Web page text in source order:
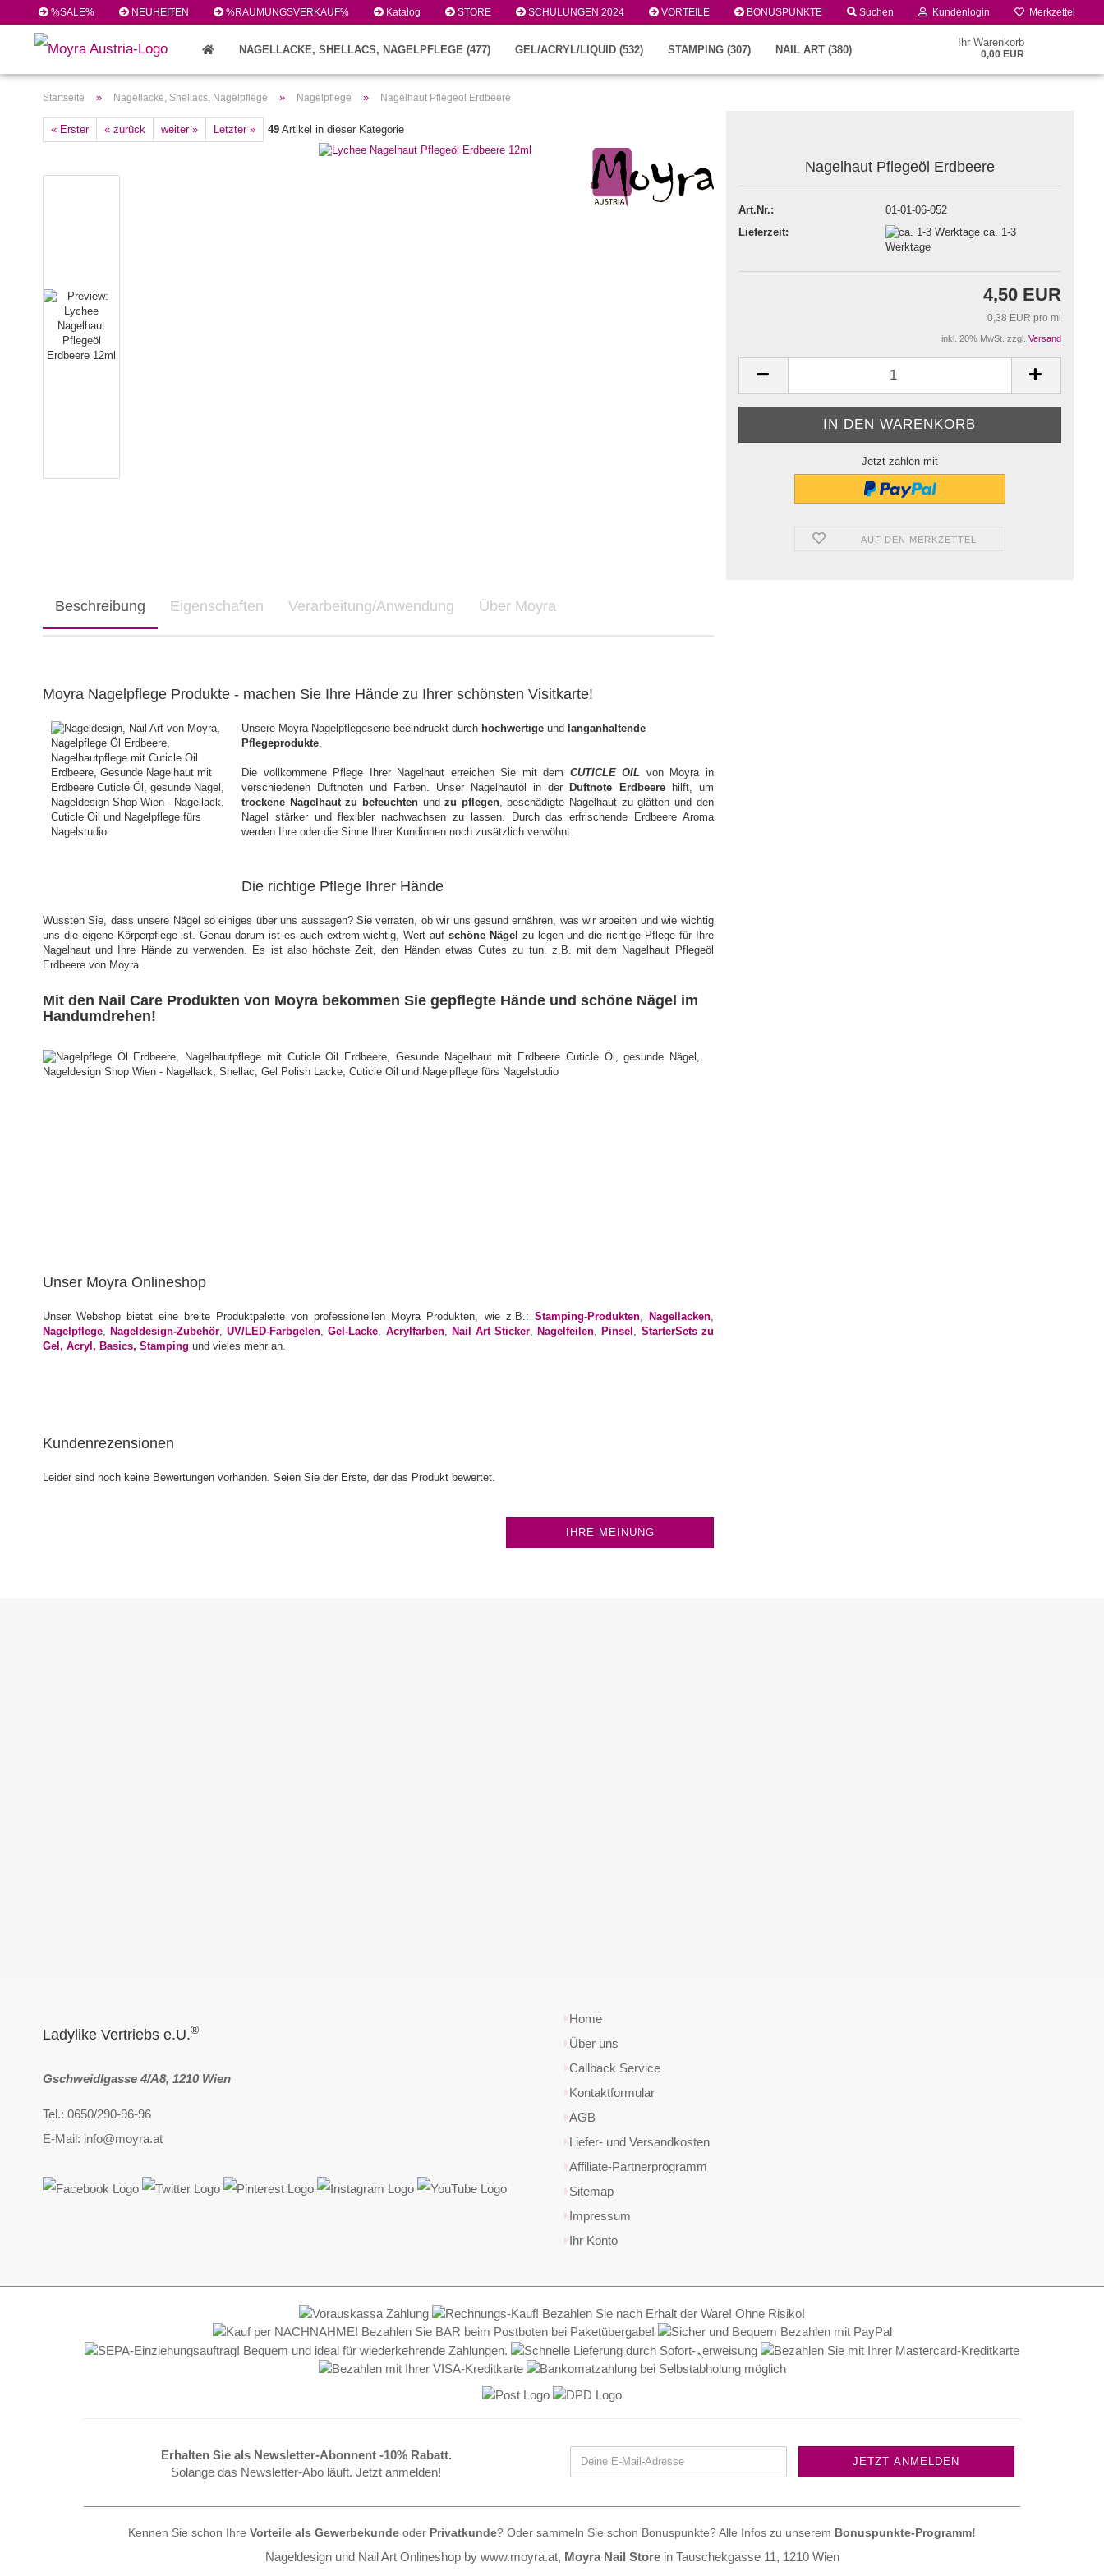
%SALE% NEUHEITEN %RÄUMUNGSVERKAUF% Katalog STORE SCHULUNGEN 2024 VORTEILE BONUSPUNKTE Suchen Kundenlogin
Konto erstellen
Merkzettel
Ihr Warenkorb
0,00 EUR
NAGELLACKE, SHELLACS, NAGELPFLEGE (477) GEL/ACRYL/LIQUID (532) STAMPING (307) NAIL ART (380)
Startseite » Nagellacke, Shellacs, Nagelpflege » Nagelpflege » Nagelhaut Pflegeöl Erdbeere
« Erster « zurück weiter » Letzter » 49 Artikel in dieser Kategorie
Nagelhaut Pflegeöl Erdbeere
Art.Nr.:
01-01-06-052
Lieferzeit:
ca. 1-3
Werktage
4,50 EUR
0,38 EUR pro ml
inkl. 20% MwSt. zzgl. Versand
Jetzt zahlen mit
AUF DEN MERKZETTEL
Beschreibung Eigenschaften Verarbeitung/Anwendung Über Moyra
Moyra Nagelpflege Produkte - machen Sie Ihre Hände zu Ihrer schönsten Visitkarte!
Unsere Moyra Nagelpflegeserie beeindruckt durch hochwertige und langanhaltende
Pflegeprodukte.
Die vollkommene Pflege Ihrer Nagelhaut erreichen Sie mit dem CUTICLE OIL von Moyra in
verschiedenen Duftnoten und Farben. Unser Nagelhautöl in der
Duftnote Erdbeerehilft, um
trockene Nagelhaut zu befeuchtenundzu pflegen, beschädigte Nagelhaut zu glätten und den
Nagel stärker und flexibler nachwachsen zu lassen.
Durch das erfrischende Erdbeere Aroma
werden Ihre oder die Sinne Ihrer Kundinnen noch zusätzlich verwöhnt.
Die richtige Pflege Ihrer Hände
Wussten Sie, dass unsere Nägel so einiges über uns aussagen? Sie verraten, ob wir uns gesund ernähren, was wir arbeiten und wie wichtig
uns die eigene Körperpflege ist. Genau darum ist es auch extrem wichtig, Wert auf schöne Nägel zu legen und die richtige Pflege für Ihre
Nagelhaut und Ihre Hände zu verwenden. Es ist also höchste Zeit, den Händen etwas Gutes zu tun. z.B. mit dem Nagelhaut Pflegeöl
Erdbeere von Moyra.
Mit den Nail Care Produkten von Moyra bekommen Sie gepflegte Hände und schöne Nägel im
Handumdrehen!
Unser Moyra Onlineshop
Unser Webshop bietet eine breite Produktpalette von professionellen Moyra Produkten, wie z.B.: Stamping-Produkten, Nagellacken,
Nagelpflege, Nageldesign-Zubehör,UV/LED-Farbgelen,Gel-Lacke, Acrylfarben, Nail Art Sticker, Nagelfeilen, Pinsel , StarterSets zu
Gel, Acryl, Basics, Stamping und vieles mehr an.
Kundenrezensionen
Leider sind noch keine Bewertungen vorhanden. Seien Sie der Erste, der das Produkt bewertet.
IHRE MEINUNG
Ladylike Vertriebs e.U.®
Gschweidlgasse 4/A8, 1210 Wien
Tel.: 0650/290-96-96
E-Mail: info@moyra.at
Home
Über uns
Callback Service
Kontaktformular
AGB
Liefer- und Versandkosten
Affiliate-Partnerprogramm
Sitemap
Impressum
Ihr Konto
Erhalten Sie als Newsletter-Abonnent -10% Rabatt.
Solange das Newsletter-Abo läuft. Jetzt anmelden!
Kennen Sie schon Ihre Vorteile als Gewerbekunde oder Privatkunde? Oder sammeln Sie schon Bonuspunkte? Alle Infos zu unserem Bonuspunkte-Programm!
Nageldesign und Nail Art Onlineshop by www.moyra.at, Moyra Nail Storein Tauschekgasse 11, 1210 Wien